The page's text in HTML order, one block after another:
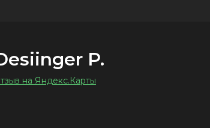
P.
на Яндекс.Карты